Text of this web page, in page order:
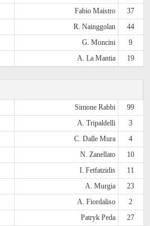
Fabio Maistro
37
R. Nainggolan
44
G. Moncini
9
A. La Mantia 19
Simone Rabbi
99
A. Tripaldelli
3
C. Dalle Mura
4
N. Zanellato
10
I. Fetfatzidis
11
A. Murgia
23
A. Fiordaliso
2
Patryk Peda
27